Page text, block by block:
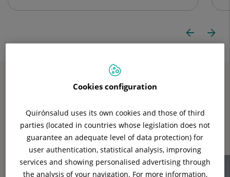
de
Diapositiva
anterior
Assabenta’t de lesúltimes novetatsiserveis
disponibles
al nostre hospital
Nombre
Cookies configuration
Quirónsalud uses its own cookies and those of third
parties (located in countries whose legislation does not
guarantee an adequate level of data protection) for
user authentication, statistical analysis, improving
services and showing personalised advertising through
the analysis of your navigation. For more information,